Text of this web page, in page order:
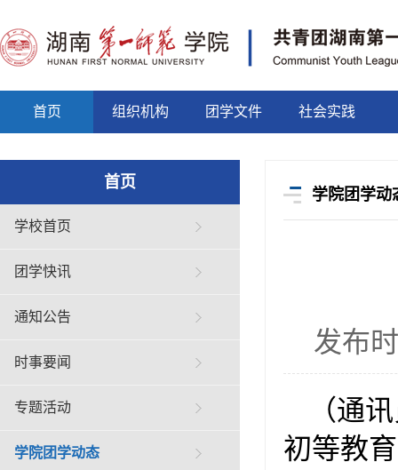
首页 组织机构 团学文件 社会实践
首页
学校首页
团学快讯
通知公告
时事要闻
专题活动
学院团学动态
学院团学动
发布
（通
初等教